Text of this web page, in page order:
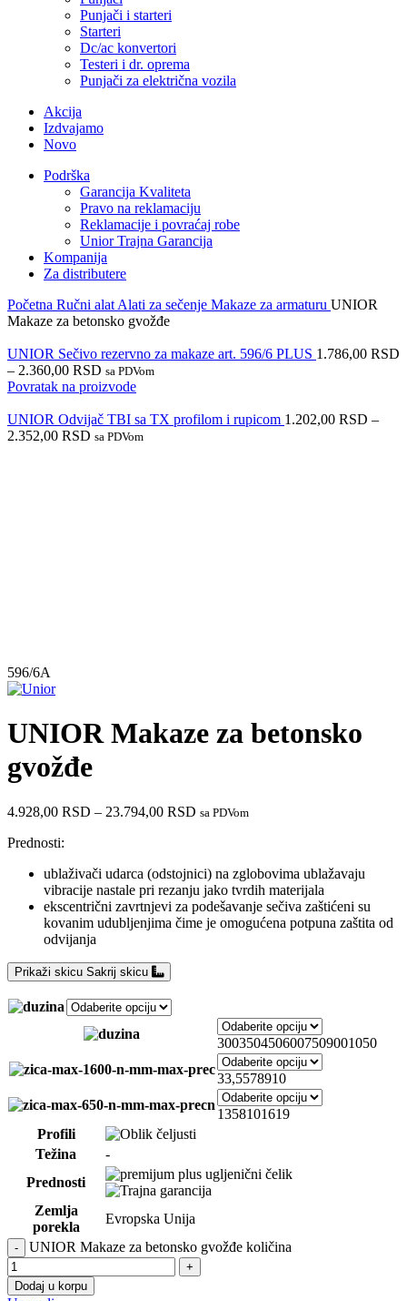
Punjači i starteri
Starteri
Dc/ac konvertori
Testeri i dr. oprema
Punjači za električna vozila
Akcija
Izdvajamo
Novo
Podrška
Garancija Kvaliteta
Pravo na reklamaciju
Reklamacije i povraćaj robe
Unior Trajna Garancija
Kompanija
Za distributere
Početna Ručni alat Alati za sečenje Makaze za armaturu UNIOR
Makaze za betonsko gvožđe
UNIOR Sečivo rezervno za makaze art. 596/6 PLUS 1.786,00 RSD
– 2.360,00 RSD sa PDVom
Povratak na proizvode
UNIOR Odvijač TBI sa TX profilom i rupicom 1.202,00 RSD –
2.352,00 RSD sa PDVom
596/6A
UNIOR Makaze za betonsko
gvožđe
4.928,00 RSD – 23.794,00 RSD sa PDVom
Prednosti:
ublaživači udarca (odstojnici) na zglobovima ublažavaju
vibracije nastale pri rezanju jako tvrdih materijala
ekscentrični zavrtnjevi za podešavanje sečiva zaštićeni su
kovanim udubljenjima čime je omogućena potpuna zaštita od
odvijanja
Prikaži skicu Sakrij skicu
3003504506007509001050
33,5578910
1358101619
Profili
Težina
-
Prednosti
Zemlja
porekla
Evropska Unija
UNIOR Makaze za betonsko gvožđe količina
Dodaj u korpu